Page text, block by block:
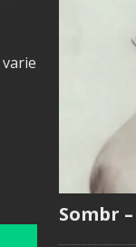
Sombr